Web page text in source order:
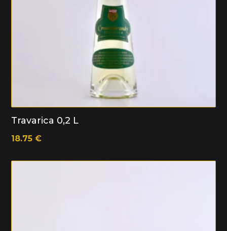
Travarica 0,2 L
18.75€